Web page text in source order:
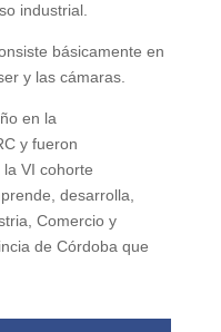
industrial.
básicamente en
y las cámaras.
en la
y fueron
VI cohorte
desarrolla,
Comercio y
de Córdoba que